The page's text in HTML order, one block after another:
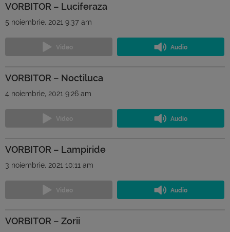
VORBITOR – Luciferaza
5 noiembrie, 2021 9:37 am
VORBITOR – Noctiluca
4 noiembrie, 2021 9:26 am
VORBITOR – Lampiride
3 noiembrie, 2021 10:11 am
VORBITOR – Zorii